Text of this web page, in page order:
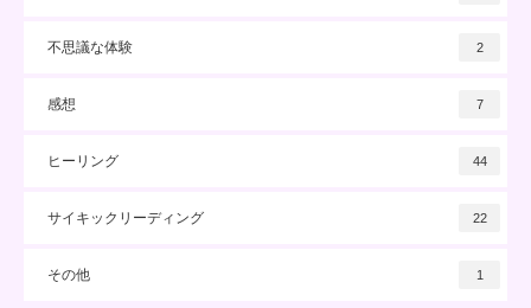
不思議な体験 2
感想 7
ヒーリング 44
サイキックリーディング 22
その他 1